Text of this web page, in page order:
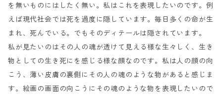
を無いものにはしたく無い。私はこれを表現したいのです。例
えば現代社会では死を過度に隠しています。毎日多くの命が生
まれ、死んでいる。でもそのディテールは隠されています。
私が見たいのはその人の魂が透けて見える様な生々しく、生き
物としての生き死にを感じる様な顔なのです。私は人の顔の向
こう、薄い皮膚の裏側にその人の魂のような物があると感じま
す。絵画の画面の向こうにその魂のような物を表現したいので